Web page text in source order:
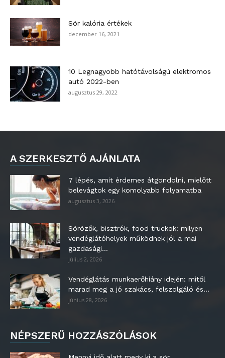
Sör kalória értékek
december 16, 2021
10 Legnagyobb hatótávolságú elektromos
autó 2022-ben
augusztus 29, 2022
A SZERKESZTŐ AJÁNLATA
7 lépés, amit érdemes átgondolni, mielőtt
belevágtok egy komolyabb folyamatba
augusztus 3, 2026
Sörözők, bisztrók, food truckok: milyen
vendéglátóhelyek működnek jól a mai
gazdasági...
július 2, 2026
Vendéglátás munkaerőhiány idején: mitől
marad meg a jó szakács, felszolgáló és...
június 28, 2026
NÉPSZERŰ HOZZÁSZÓLÁSOK